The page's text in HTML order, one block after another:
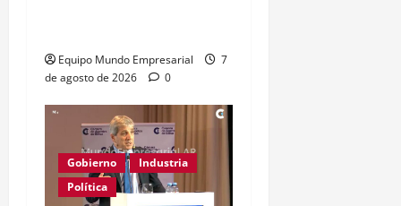
Equipo Mundo Empresarial
7
de agosto de 2026
0
Gobierno
Industria
Política